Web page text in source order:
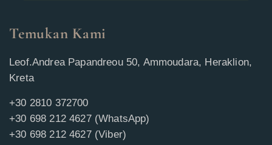
Temukan Kami
Leof.Andrea Papandreou 50, Ammoudara, Heraklion,
Kreta
+30 2810 372700
+30 698 212 4627 (WhatsApp)
+30 698 212 4627 (Viber)